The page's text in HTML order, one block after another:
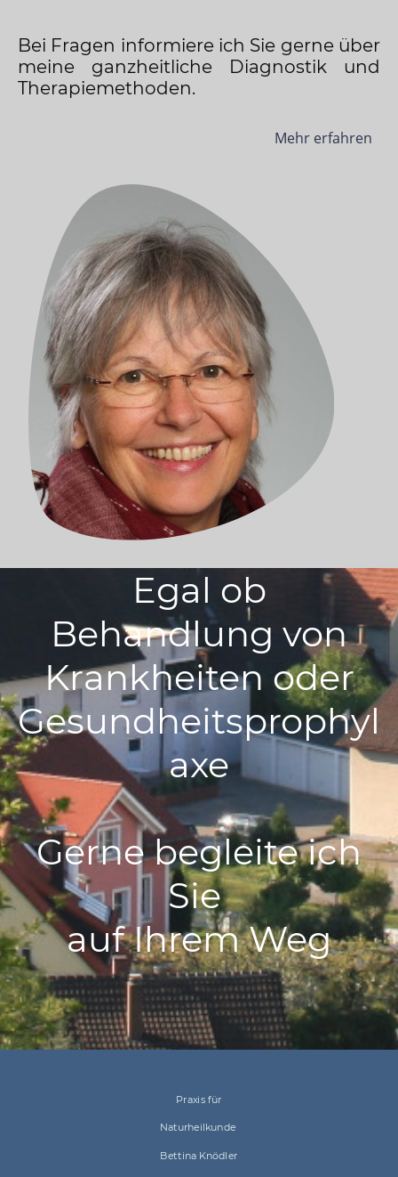
Bei Fragen informiere ich Sie gerne über
meine ganzheitliche Diagnostik und
Therapiemethoden.
Mehr erfahren
Egal ob
Behandlung von
Krankheiten oder
Gesundheitsprophyl
axe
Gerne begleite ich
Sie
auf Ihrem Weg
Praxis für
Naturheilkunde
Bettina Knödler